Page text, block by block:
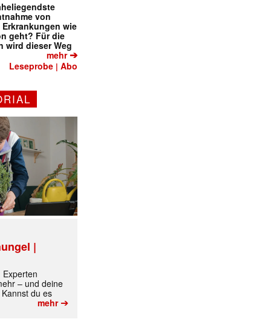
von
wie
geht? Für die
wird dieser Weg
mehr➔
Leseprobe |Abo
|
Experten
– und deine
du es
mehr➔